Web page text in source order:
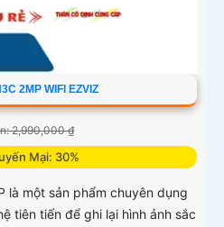
2MP WIFI EZVIZ
2,990,000 ₫
Mại: 30%
là một sản phẩm chuyên dụng
tiên tiến để ghi lại hình ảnh sắc